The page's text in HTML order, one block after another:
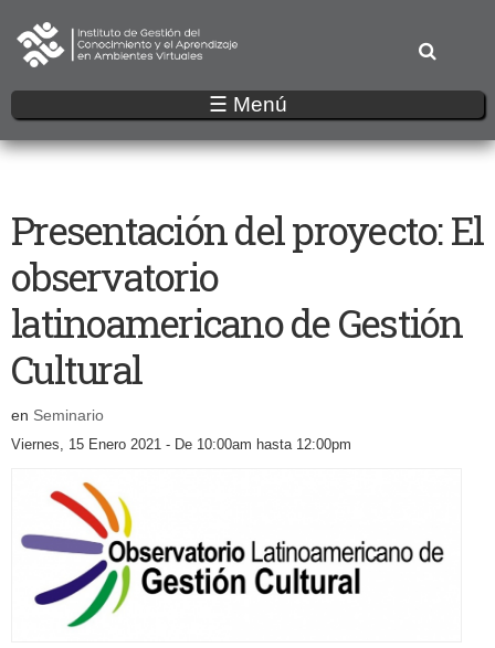
al
contenido
principal
☰ Menú
Presentación del proyecto: El
observatorio
latinoamericano de Gestión
Cultural
en Seminario
Viernes, 15 Enero 2021 - De 10:00am hasta 12:00pm